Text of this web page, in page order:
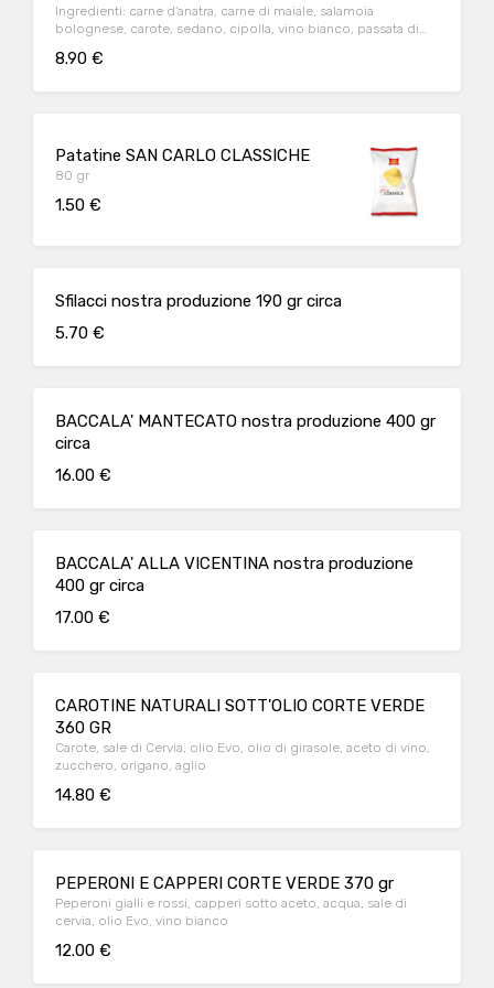
Ingredienti: carne d'anatra, carne di maiale, salamoia
bolognese, carote, sedano, cipolla, vino bianco, passata di
8.90 €
Patatine SAN CARLO CLASSICHE
80 gr
1.50 €
Sfilacci nostra produzione 190 gr circa
5.70 €
BACCALA' MANTECATO nostra produzione 400 gr
circa
16.00 €
BACCALA' ALLA VICENTINA nostra produzione
400 gr circa
17.00 €
CAROTINE NATURALI SOTT'OLIO CORTE VERDE
360 GR
Carote, sale di Cervia, olio Evo, olio di girasole, aceto di vino,
zucchero, origano, aglio
14.80 €
PEPERONI E CAPPERI CORTE VERDE 370 gr
Peperoni gialli e rossi, capperi sotto aceto, acqua, sale di
cervia, olio Evo, vino bianco
12.00 €